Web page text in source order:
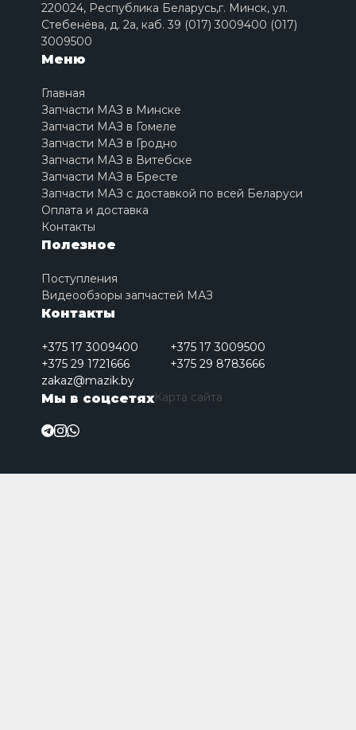
220024, Республика Беларусь,г. Минск, ул.
Стебенёва, д. 2a, каб. 39 (017) 3009400 (017)
3009500
Меню
Главная
Запчасти МАЗ в Минске
Запчасти МАЗ в Гомеле
Запчасти МАЗ в Гродно
Запчасти МАЗ в Витебске
Запчасти МАЗ в Бресте
Запчасти МАЗ с доставкой по всей Беларуси
Оплата и доставка
Контакты
Полезное
Поступления
Видеообзоры запчастей МАЗ
Контакты
+375 17 3009400
+375 17 3009500
+375 29 1721666
+375 29 8783666
zakaz@mazik.by
Мы в соцсетяхКарта сайта